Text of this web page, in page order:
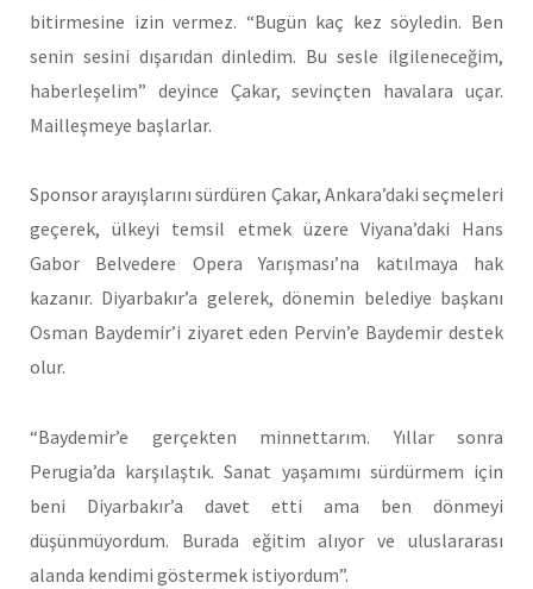
bitirmesine izin vermez. “Bugün kaç kez söyledin. Ben
senin sesini dışarıdan dinledim. Bu sesle ilgileneceğim,
haberleşelim” deyince Çakar, sevinçten havalara uçar.
Mailleşmeye başlarlar.
Sponsor arayışlarını sürdüren Çakar, Ankara’daki seçmeleri
geçerek, ülkeyi temsil etmek üzere Viyana’daki Hans
Gabor Belvedere Opera Yarışması’na katılmaya hak
kazanır. Diyarbakır’a gelerek, dönemin belediye başkanı
Osman Baydemir’i ziyaret eden Pervin’e Baydemir destek
olur.
“Baydemir’e gerçekten minnettarım. Yıllar sonra
Perugia’da karşılaştık. Sanat yaşamımı sürdürmem için
beni Diyarbakır’a davet etti ama ben dönmeyi
düşünmüyordum. Burada eğitim alıyor ve uluslararası
alanda kendimi göstermek istiyordum”.